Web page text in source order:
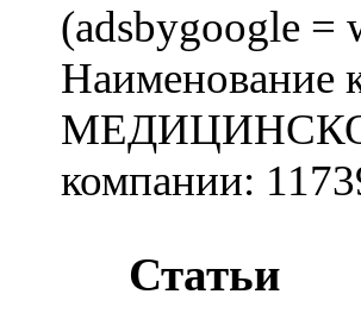
(adsbygoogle =
компании:
Статьи